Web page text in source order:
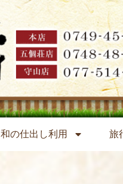
和の仕出し利用 旅